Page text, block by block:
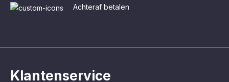
Klantenservice
Achteraf betalen